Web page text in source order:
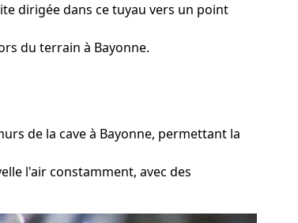
dirigée dans ce tuyau vers un point
du terrain à Bayonne.
de la cave à Bayonne, permettant la
l'air constamment, avec des